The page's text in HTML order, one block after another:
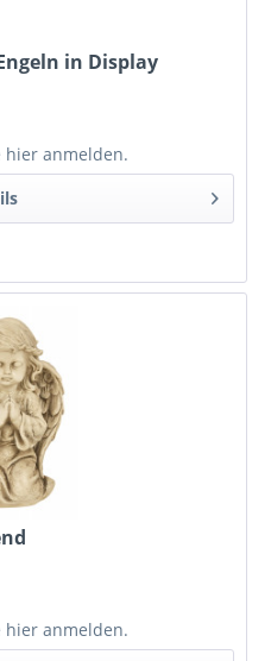
in Display
hier anmelden.
hier anmelden.